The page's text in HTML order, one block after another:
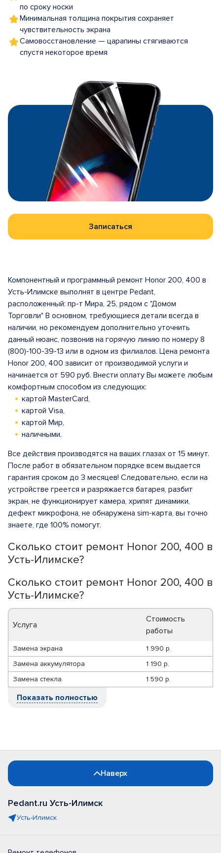
по сроку носки
Минимальная толщина покрытия сохраняет
чувствительность экрана
Самовосстановление — царапины стягиваются
спустя некоторое время
Записаться
Сколько стоит ремонт Honor 200, 400 в
Усть-Илимске?
Сколько стоит ремонт Honor 200, 400 в
Усть-Илимске?
Услуга
Стоимость
работы
Замена экрана
1 990 р.
Замена аккумулятора
1 190 р.
Замена стекла
1 590 р.
Показать полностью
Компонентный и программный ремонт Honor 200, 400 в
Усть-Илимске выполнят в центрe Pedant,
расположенный: пр-т Мира, 25, рядом с "Домом
Торговли" В основном, требующиеся детали всегда в
наличии, но рекомендуем дополнительно уточнить
данный нюанс, позвонив на горячую линию по номеру 8
(800)-100-39-13 или в одном из филиалов. Цена ремонта
Honor 200, 400 зависит от производимой услуги и
начинается от 590 руб. Внести оплату Вы можете любым
комфортным способом из следующих:
картой MasterCard,
картой Visa,
картой Мир,
наличными.
Все действия производятся на ваших глазах от 15 минут.
После работ в обязательном порядке всем выдается
гарантия сроком до 3 месяцев! Следовательно, если на
устройстве греется и разряжается батарея, разбит
экран, не функционирует камера, хрипят динамики,
дефект микрофона, не обнаружена sim-карта, вы точно
знаете, где 100% помогут.
Наверх
Pedant.ru Усть-Илимск
Усть-Илимск